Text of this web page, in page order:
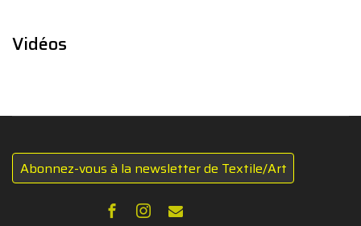
Vidéos
Abonnez-vous à la newsletter de Textile/Art